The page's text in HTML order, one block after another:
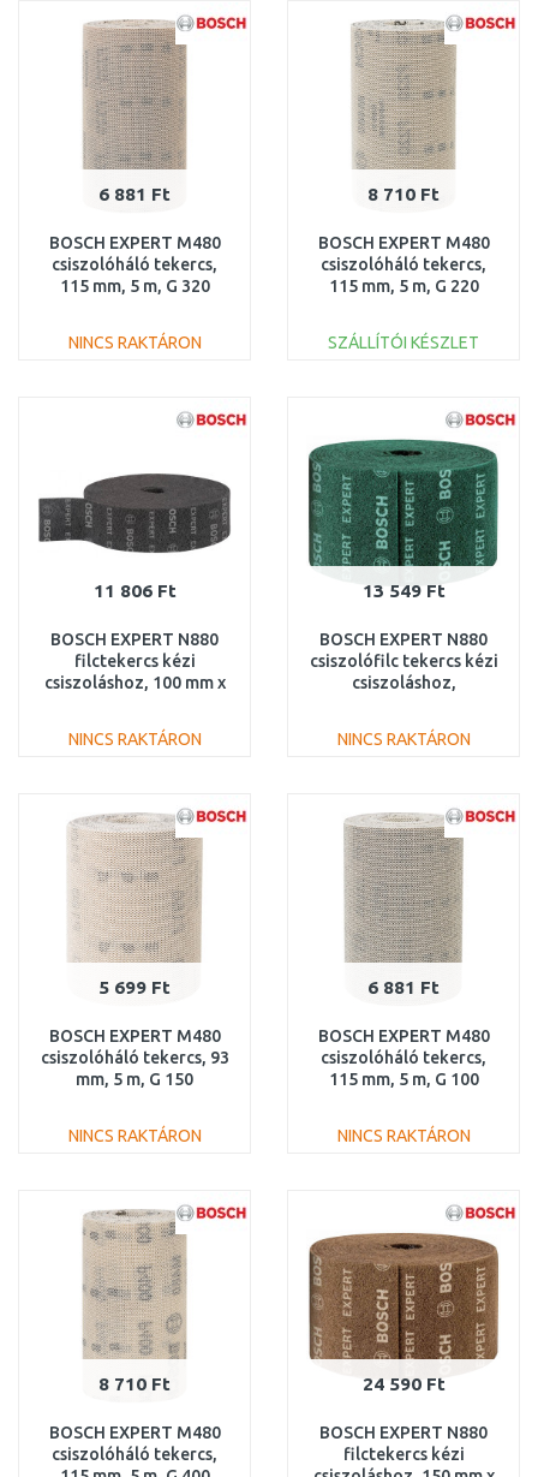
Összehasonlítás Összehasonlítás
6 881 Ft
BOSCH EXPERT M480
csiszolóháló tekercs,
115 mm, 5 m, G 320
NINCS RAKTÁRON
Összehasonlítás
8 710 Ft
BOSCH EXPERT M480
csiszolóháló tekercs,
115 mm, 5 m, G 220
SZÁLLÍTÓI KÉSZLET
Összehasonlítás
11 806 Ft
BOSCH EXPERT N880
filctekercs kézi
csiszoláshoz, 100 mm x
2608901223
NINCS RAKTÁRON
Összehasonlítás
13 549 Ft
BOSCH EXPERT N880
csiszolófilc tekercs kézi
csiszoláshoz,
2608901239
NINCS RAKTÁRON
Összehasonlítás
5 699 Ft
BOSCH EXPERT M480
csiszolóháló tekercs, 93
mm, 5 m, G 150
NINCS RAKTÁRON
Összehasonlítás
6 881 Ft
BOSCH EXPERT M480
csiszolóháló tekercs,
115 mm, 5 m, G 100
NINCS RAKTÁRON
Összehasonlítás
8 710 Ft
BOSCH EXPERT M480
csiszolóháló tekercs,
24 590 Ft
BOSCH EXPERT N880
filctekercs kézi